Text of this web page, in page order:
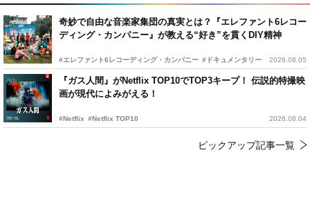
奇妙で自由な音楽家集団の真実とは？『エレファント6レコー
ディング・カンパニー』が教える“好き”を貫くDIY精神
#エレファント6レコーディング・カンパニー #ドキュメンタリー 2026.08.05
『ガス人間』がNetflix TOP10でTOP3キープ！ 伝説的特撮映
画が現代によみがえる！
#Netflix #Netflix TOP10 2026.08.04
ピックアップ記事一覧